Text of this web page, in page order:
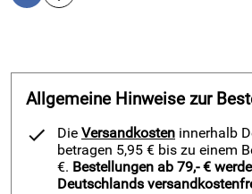
Das
maßgefertigte Raffrollo Bella
Leichtigkeit und Eleganz in jeden
kombinieren und passt sich durch die
Fenster perfekt an – ganz ohne
Hersteller: KUTTI Heimtextilien GmbH
Allgemeine Hinweise zur
Die Versandkosten innerhalb
betragen 5,95 € bis zu einem
€. Bestellungen ab 79,- €
Deutschlands